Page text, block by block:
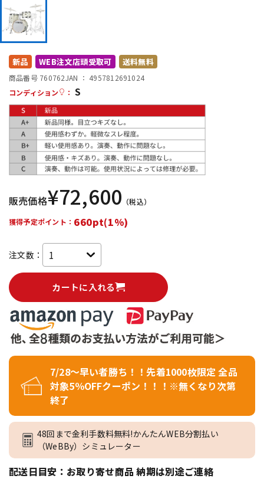
配信/ライブ機器
中古 ヴィンテージ
新品 WEB注文店頭受取可 送料無料
商品番号 760762JAN ： 4957812691024
コンディション
： S
販売価格¥72,600 （税込）
獲得予定ポイント： 660pt(1%)
注文数：
カートに入れる
7/28～早い者勝ち！！先着1000枚限定 全品
対象5％OFFクーポン！！！※無くなり次第
終了
48回まで金利手数料無料!かんたんWEB分割払い
（WeBBy）シミュレーター
配送日目安：お取り寄せ商品 納期は別途ご連絡